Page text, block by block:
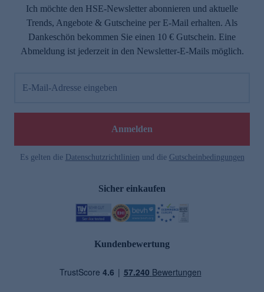
Ich möchte den HSE-Newsletter abonnieren und aktuelle
Trends, Angebote & Gutscheine per E-Mail erhalten. Als
Dankeschön bekommen Sie einen 10 € Gutschein. Eine
Abmeldung ist jederzeit in den Newsletter-E-Mails möglich.
E-Mail-Adresse eingeben
Anmelden
Es gelten die Datenschutzrichtlinien und die Gutscheinbedingungen
Sicher einkaufen
Kundenbewertung